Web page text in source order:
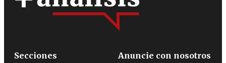
Secciones
Anuncie con nosotros